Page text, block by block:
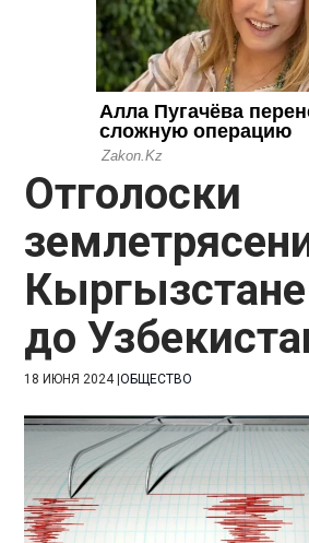
Отголоски
до
18 ИЮНЯ 2024|ОБЩЕСТВО